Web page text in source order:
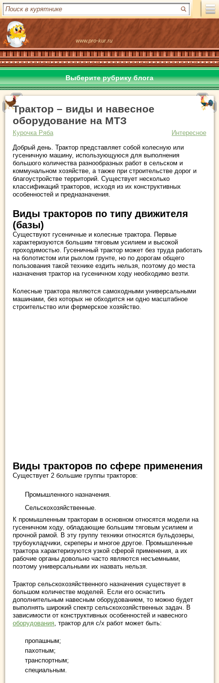
www.pro-kur.ru
Выберите рубрику блога
Трактор – виды и навесное
оборудование на МТЗ
Курочка Ряба
Интересное
Добрый день. Трактор представляет собой колесную или
гусеничную машину, использующуюся для выполнения
большого количества разнообразных работ в сельском и
коммунальном хозяйстве, а также при строительстве дорог и
благоустройстве территорий. Существует несколько
классификаций тракторов, исходя из их конструктивных
особенностей и предназначения.
Виды тракторов по типу движителя
(базы)
Существуют гусеничные и колесные трактора. Первые
характеризуются большим тяговым усилием и высокой
проходимостью. Гусеничный трактор может без труда работать
на болотистом или рыхлом грунте, но по дорогам общего
пользования такой технике ездить нельзя, поэтому до места
назначения трактор на гусеничном ходу необходимо везти.
Колесные трактора являются самоходными универсальными
машинами, без которых не обходится ни одно масштабное
строительство или фермерское хозяйство.
Виды тракторов по сфере применения
Существует 2 большие группы тракторов:
Промышленного назначения.
Сельскохозяйственные.
К промышленным тракторам в основном относятся модели на
гусеничном ходу, обладающие большим тяговым усилием и
прочной рамой. В эту группу техники относятся бульдозеры,
трубоукладчики, скреперы и многое другое. Промышленные
трактора характеризуются узкой сферой применения, а их
рабочие органы довольно часто являются несъемными,
поэтому универсальными их назвать нельзя.
Трактор сельскохозяйственного назначения существует в
большом количестве моделей. Если его оснастить
дополнительным навесным оборудованием, то можно будет
выполнять широкий спектр сельскохозяйственных задач. В
зависимости от конструктивных особенностей и навесного
оборудования, трактор для с/х работ может быть:
пропашным;
пахотным;
транспортным;
специальным.